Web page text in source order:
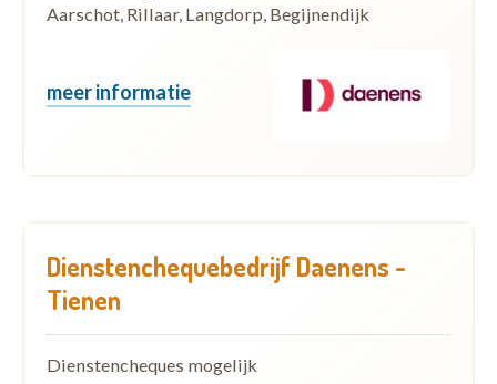
Aarschot, Rillaar, Langdorp, Begijnendijk
meer informatie
Dienstenchequebedrijf Daenens -
Tienen
Dienstencheques mogelijk